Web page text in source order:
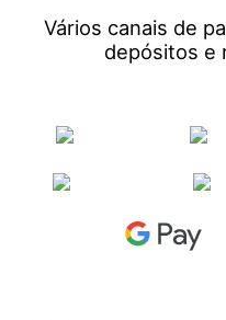
Vários canais de
depósitos e